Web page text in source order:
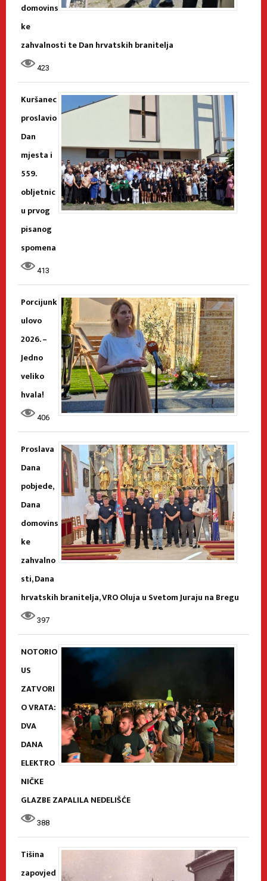
domovins
ke
zahvalnosti te Dan hrvatskih branitelja
423
Kuršanec
proslavio
Dan
mjesta i
559.
obljetnic
u prvog
pisanog
spomena
413
Porcijunk
ulovo
2026. –
Jedno
veliko
hvala!
406
Proslava
Dana
pobjede,
Dana
domovins
ke
zahvalno
sti, Dana
hrvatskih branitelja, VRO Oluja u Svetom Juraju na Bregu
397
NOTORIO
US
ZATVORI
O VRATA:
DVA
DANA
ELEKTRO
NIČKE
GLAZBE ZAPALILA NEDELIŠĆE
388
Tišina
zapovjed